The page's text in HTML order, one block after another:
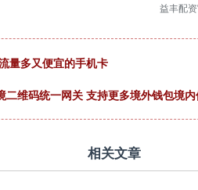
益丰配
量多又便宜的手机卡
二维码统一网关 支持更多境外钱包境内
相关文章